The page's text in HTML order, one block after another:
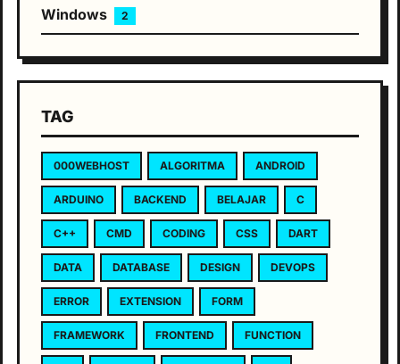
Windows 2
TAG
000WEBHOST ALGORITMA ANDROID
ARDUINO BACKEND BELAJAR C
C++ CMD CODING CSS DART
DATA DATABASE DESIGN DEVOPS
ERROR EXTENSION FORM
FRAMEWORK FRONTEND FUNCTION